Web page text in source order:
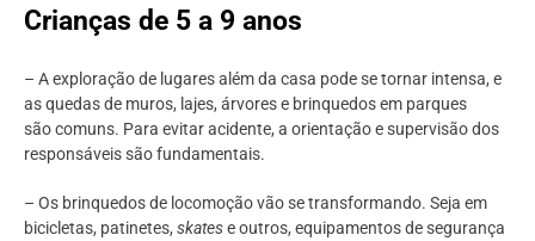
Crianças de 5 a 9 anos
– A exploração de lugares além da casa pode se tornar intensa, e
as quedas de muros, lajes, árvores e brinquedos em parques
são comuns. Para evitar acidente, a orientação e supervisão dos
responsáveis são fundamentais.
– Os brinquedos de locomoção vão se transformando. Seja em
bicicletas, patinetes, skatese outros, equipamentos de segurança